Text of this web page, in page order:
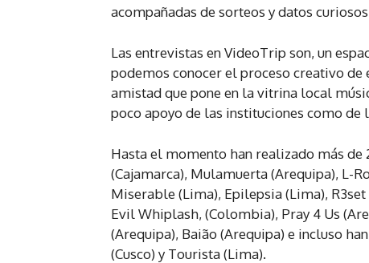
acompañadas de sorteos y datos
Las entrevistas en VideoTrip son, un
podemos conocer el proceso creativo de
amistad que pone en la vitrina local
poco apoyo de las instituciones como de
Hasta el momento han realizado más de
(Cajamarca), Mulamuerta (Arequipa), L-
Miserable (Lima), Epilepsia (Lima),
Evil Whiplash, (Colombia), Pray 4 Us
(Arequipa), Baião (Arequipa) e incluso
(Cusco) y Tourista (Lima).